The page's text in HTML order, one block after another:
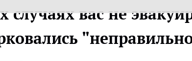
случаях вас не